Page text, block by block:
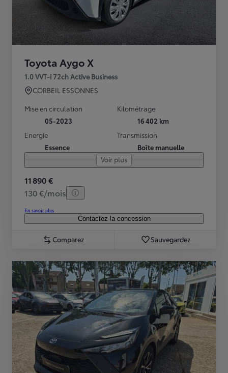
Toyota Aygo X
1.0 VVT-i 72ch Active Business
CORBEIL ESSONNES
Mise en circulation
05-2023
Kilométrage
16 402 km
Energie
Essence
Transmission
Boîte manuelle
Voir plus
11 890 €
130 €/mois
En savoir plus
Contactez la concession
Comparez Sauvegardez